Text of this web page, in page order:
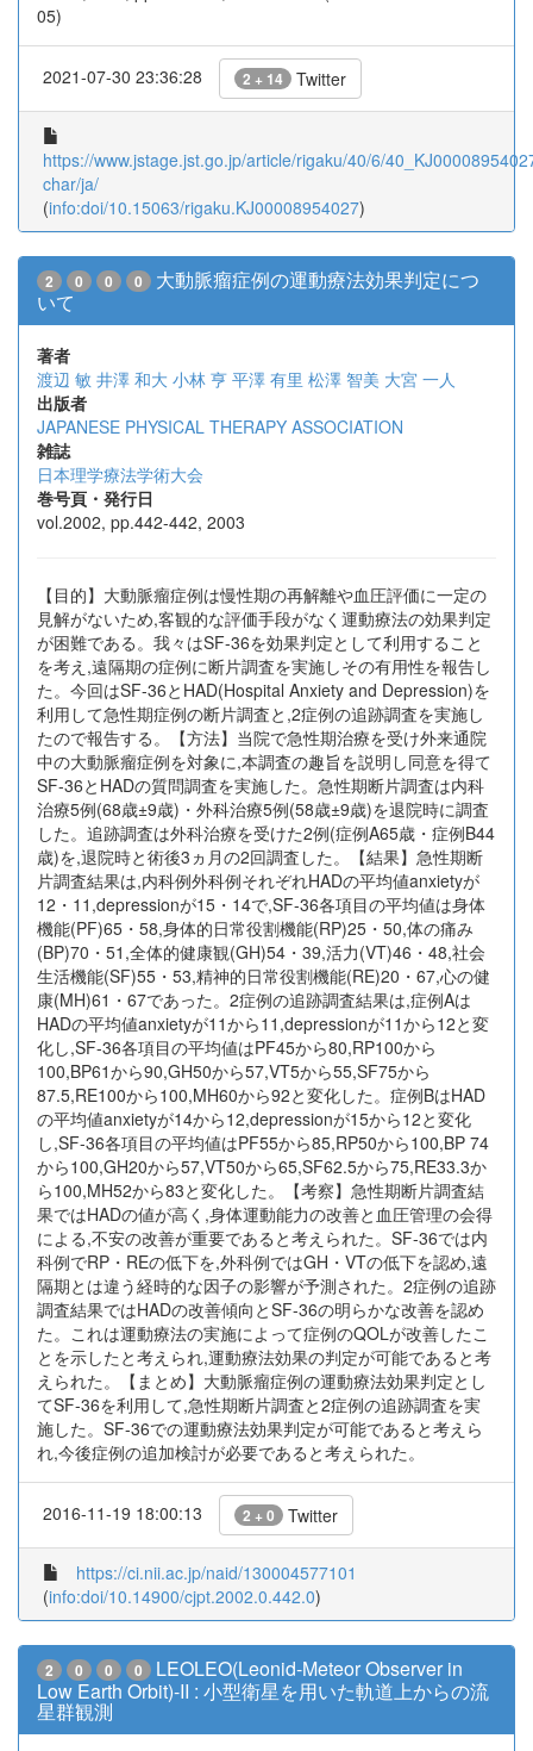
05)
2021-07-30 23:36:28 2 + 14 Twitter
https://www.jstage.jst.go.jp/article/rigaku/40/6/
char/ja/
(info:doi/10.15063/rigaku.KJ00008954027)
2 0 0 0
大動脈瘤症例の運動療法効果判定につ
いて
著者
渡辺 敏 井澤 和大 小林 亨 平澤 有里 松澤 智美 大宮 一人
出版者
JAPANESE PHYSICAL THERAPY ASSOCIATION
雑誌
日本理学療法学術大会
巻号頁・発行日
vol.2002, pp.442-442, 2003
【目的】大動脈瘤症例は慢性期の再解離や血圧評価に一定の
見解がないため,客観的な評価手段がなく運動療法の効果判定
が困難である。我々はSF-36を効果判定として利用すること
を考え,遠隔期の症例に断片調査を実施しその有用性を報告し
た。今回はSF-36とHAD(Hospital Anxiety and Depression)を
利用して急性期症例の断片調査と,2症例の追跡調査を実施し
たので報告する。【方法】当院で急性期治療を受け外来通院
中の大動脈瘤症例を対象に,本調査の趣旨を説明し同意を得て
SF-36とHADの質問調査を実施した。急性期断片調査は内科
治療5例(68歳±9歳)・外科治療5例(58歳±9歳)を退院時に調査
した。追跡調査は外科治療を受けた2例(症例A65歳・症例B44
歳)を,退院時と術後3ヵ月の2回調査した。【結果】急性期断
片調査結果は,内科例外科例それぞれHADの平均値anxietyが
12・11,depressionが15・14で,SF-36各項目の平均値は身体
機能(PF)65・58,身体的日常役割機能(RP)25・50,体の痛み
(BP)70・51,全体的健康観(GH)54・39,活力(VT)46・48,社会
生活機能(SF)55・53,精神的日常役割機能(RE)20・67,心の健
康(MH)61・67であった。2症例の追跡調査結果は,症例Aは
HADの平均値anxietyが11から11,depressionが11から12と変
化し,SF-36各項目の平均値はPF45から80,RP100から
100,BP61から90,GH50から57,VT5から55,SF75から
87.5,RE100から100,MH60から92と変化した。症例BはHAD
の平均値anxietyが14から12,depressionが15から12と変化
し,SF-36各項目の平均値はPF55から85,RP50から100,BP 74
から100,GH20から57,VT50から65,SF62.5から75,RE33.3か
ら100,MH52から83と変化した。【考察】急性期断片調査結
果ではHADの値が高く,身体運動能力の改善と血圧管理の会得
による,不安の改善が重要であると考えられた。SF-36では内
科例でRP・REの低下を,外科例ではGH・VTの低下を認め,遠
隔期とは違う経時的な因子の影響が予測された。2症例の追跡
調査結果ではHADの改善傾向とSF-36の明らかな改善を認め
た。これは運動療法の実施によって症例のQOLが改善したこ
とを示したと考えられ,運動療法効果の判定が可能であると考
えられた。【まとめ】大動脈瘤症例の運動療法効果判定とし
てSF-36を利用して,急性期断片調査と2症例の追跡調査を実
施した。SF-36での運動療法効果判定が可能であると考えら
れ,今後症例の追加検討が必要であると考えられた。
2016-11-19 18:00:13 2 + 0 Twitter
https://ci.nii.ac.jp/naid/130004577101
(info:doi/10.14900/cjpt.2002.0.442.0)
2 0 0 0
LEOLEO(Leonid-Meteor Observer in
Low Earth Orbit)-II : 小型衛星を用いた軌道上からの流
星群観測